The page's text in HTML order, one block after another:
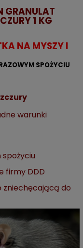
GRANULAT
1 KG
NA MYSZY I
SPOŻYCIU
warunki
firmy DDD
zniechęcającą do